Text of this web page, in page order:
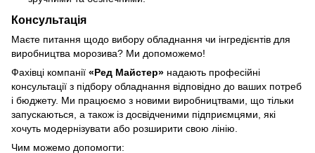
Консультація
Маєте питання щодо вибору обладнання чи інгредієнтів для
виробництва морозива? Ми допоможемо!
Фахівці компанії «Ред Майстер» надають професійні
консультації з підбору обладнання відповідно до ваших потреб
і бюджету. Ми працюємо з новими виробництвами, що тільки
запускаються, а також із досвідченими підприємцями, які
хочуть модернізувати або розширити свою лінію.
Чим можемо допомогти: